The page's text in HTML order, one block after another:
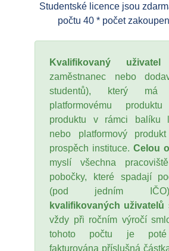
Studentské licence jsou
počtu 40 * počet
Kvalifikovaný uživatel
zaměstnanec nebo
studentů), který
platformovému
produktu v rámci balíku
nebo platformový
prospěch instituce. Celou
myslí všechna
pobočky, které spadají
(pod jedním
kvalifikovaných uživatelů
vždy při ročním výročí
tohoto počtu je poté
fakturována příslušná